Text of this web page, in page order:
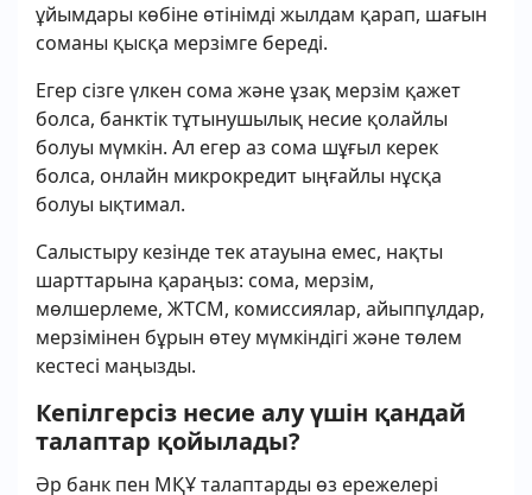
ұйымдары көбіне өтінімді жылдам қарап, шағын
соманы қысқа мерзімге береді.
Егер сізге үлкен сома және ұзақ мерзім қажет
болса, банктік тұтынушылық несие қолайлы
болуы мүмкін. Ал егер аз сома шұғыл керек
болса, онлайн микрокредит ыңғайлы нұсқа
болуы ықтимал.
Салыстыру кезінде тек атауына емес, нақты
шарттарына қараңыз: сома, мерзім,
мөлшерлеме, ЖТСМ, комиссиялар, айыппұлдар,
мерзімінен бұрын өтеу мүмкіндігі және төлем
кестесі маңызды.
Кепілгерсіз несие алу үшін қандай
талаптар қойылады?
Әр банк пен МҚҰ талаптарды өз ережелері